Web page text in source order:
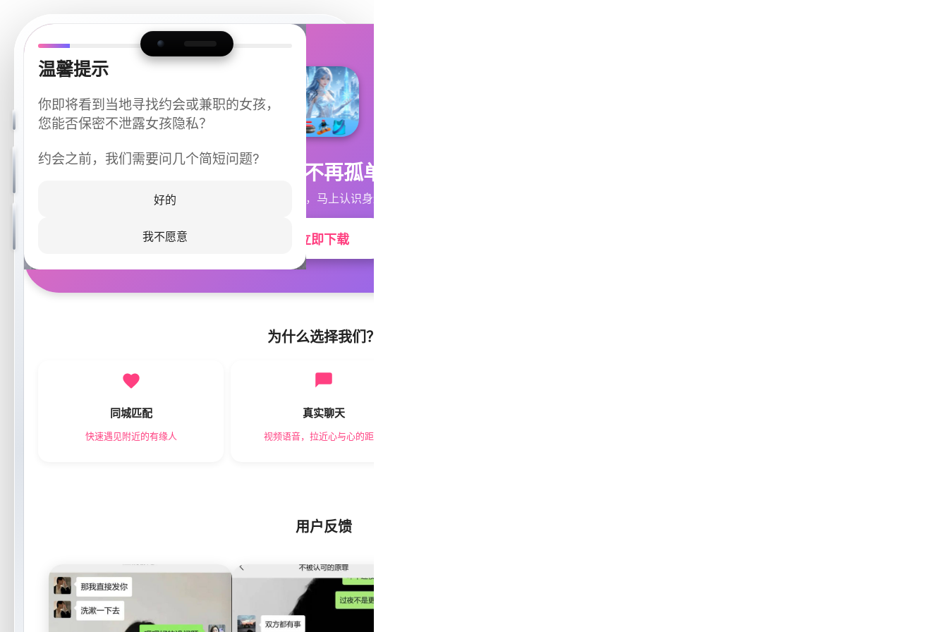
温馨提示
你即将看到当地寻找约会或兼职的女孩，
您能否保密不泄露女孩隐私？
约会之前，我们需要问几个简短问题?
好的
我不愿意
今晚不再孤单
同城快速匹配，马上认识身边的TA
立即下载
为什么选择我们？
同城匹配
快速遇见附近的有缘人
真实聊天
视频语音，拉近心与心的距离
用户反馈